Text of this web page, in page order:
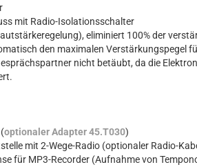
mit Radio-Isolationsschalter
eliminiert 100% der
den maximalen Verstärkungspegel
nicht betäubt, da die
optionaler Adapter 45.T030)
mit 2-Wege-Radio (optionaler Radio-
für MP3-Recorder (Aufnahme von